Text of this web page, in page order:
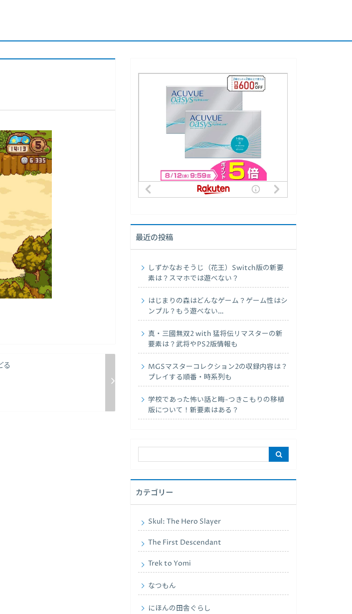
る
最近の投稿
しずかなおそうじ（花王）Switch版の新要
素は？スマホでは遊べない？
はじまりの森はどんなゲーム？ゲーム性はシ
ンプル？もう遊べない…
真・三國無双2 with 猛将伝リマスターの新
要素は？武将やPS2版情報も
MGSマスターコレクション2の収録内容は？
プレイする順番・時系列も
学校であった怖い話と晦-つきこもりの移植
版について！新要素はある？
カテゴリー
Skul: The Hero Slayer
The First Descendant
Trek to Yomi
なつもん
にほんの田舎ぐらし